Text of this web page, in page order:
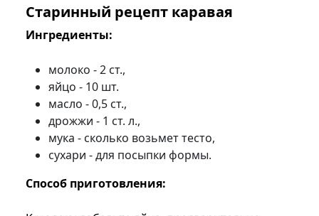
Старинный рецепт каравая
Ингредиенты:
молоко - 2 ст.,
яйцо - 10 шт.
масло - 0,5 ст.,
дрожжи - 1 ст. л.,
мука - сколько возьмет тесто,
сухари - для посыпки формы.
Способ приготовления: